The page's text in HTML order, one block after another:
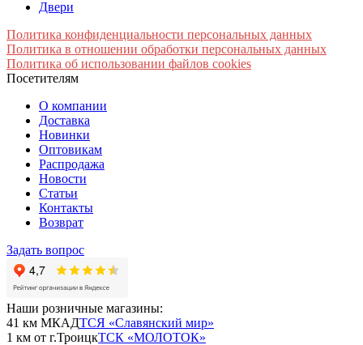
Двери
Политика конфиденциальности персональных данных
Политика в отношении обработки персональных данных
Политика об использовании файлов cookies
Посетителям
О компании
Доставка
Новинки
Оптовикам
Распродажа
Новости
Статьи
Контакты
Возврат
Задать вопрос
Наши розничные магазины:
41 км МКАДТСЯ «Славянский мир»
1 км от г.ТроицкТСК «МОЛОТОК»